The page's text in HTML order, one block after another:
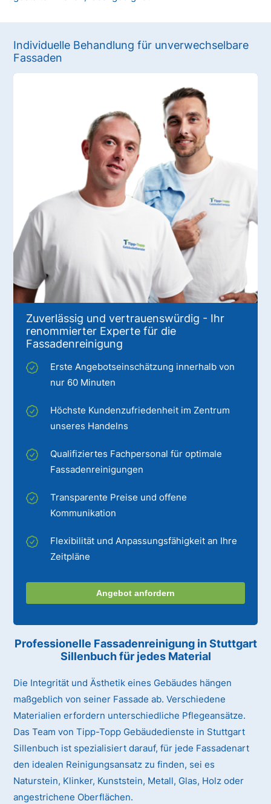
Individuelle Behandlung für unverwechselbare
Fassaden
Zuverlässig und vertrauenswürdig - Ihr
renommierter Experte für die
Fassadenreinigung
Erste Angebotseinschätzung innerhalb von
nur 60 Minuten
Höchste Kundenzufriedenheit im Zentrum
unseres Handelns
Qualifiziertes Fachpersonal für optimale
Fassadenreinigungen
Transparente Preise und offene
Kommunikation
Flexibilität und Anpassungsfähigkeit an Ihre
Zeitpläne
Angebot anfordern
Professionelle Fassadenreinigung in Stuttgart
Sillenbuch für jedes Material
Die Integrität und Ästhetik eines Gebäudes hängen
maßgeblich von seiner Fassade ab. Verschiedene
Materialien erfordern unterschiedliche Pflegeansätze.
Das Team von Tipp-Topp Gebäudedienste in Stuttgart
Sillenbuch ist spezialisiert darauf, für jede Fassadenart
den idealen Reinigungsansatz zu finden, sei es
Naturstein, Klinker, Kunststein, Metall, Glas, Holz oder
angestrichene Oberflächen.